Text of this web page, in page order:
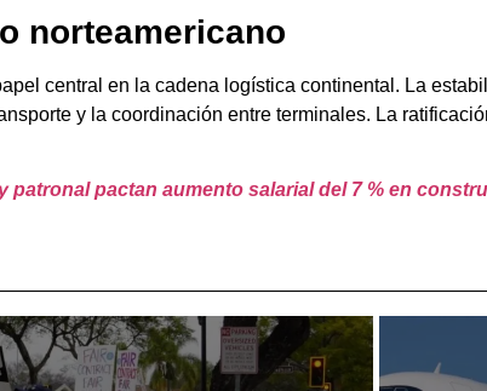
norteamericano
central en la cadena logística continental. La
y la coordinación entre terminales. La
patronal pactan aumento salarial del 7 % en